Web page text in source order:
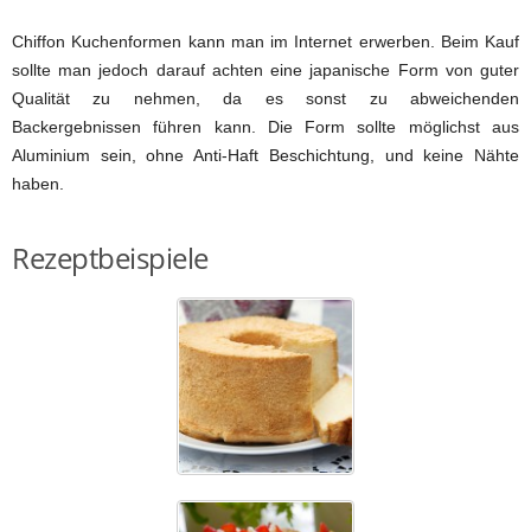
Chiffon Kuchenformen kann man im Internet erwerben. Beim Kauf
sollte man jedoch darauf achten eine japanische Form von guter
Qualität zu nehmen, da es sonst zu abweichenden
Backergebnissen führen kann. Die Form sollte möglichst aus
Aluminium sein, ohne Anti-Haft Beschichtung, und keine Nähte
haben.
Rezeptbeispiele